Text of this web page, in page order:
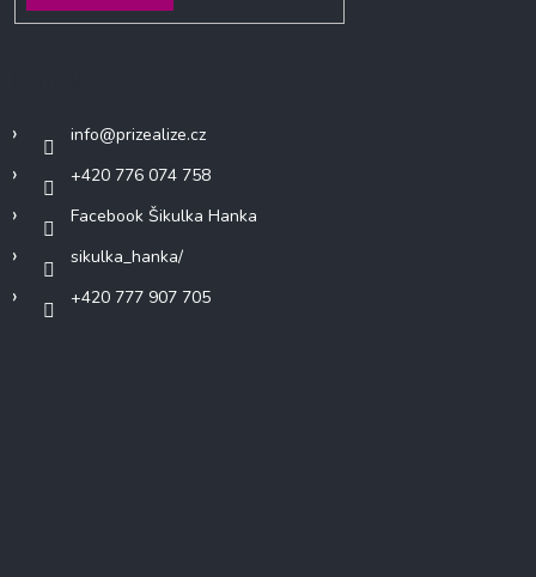
info@prizealize.cz
+420 776 074 758
Facebook Šikulka Hanka
sikulka_hanka/
+420 777 907 705